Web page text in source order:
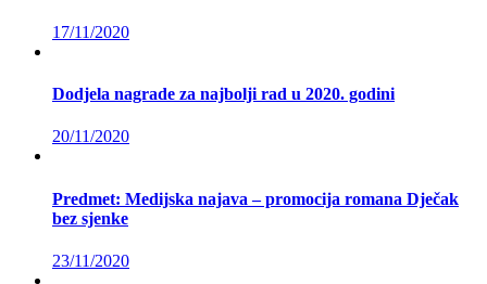
17/11/2020
Dodjela nagrade za najbolji rad u 2020. godini
20/11/2020
Predmet: Medijska najava – promocija romana Dječak
bez sjenke
23/11/2020